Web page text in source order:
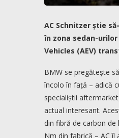
AC Schnitzer știe
în zona sedan-
Vehicles (AEV)
BMW se pregătește
încolo în față – adică
specialiștii
actual interesant.
din fibră de carbon de
Nm din fabrică – AC îl